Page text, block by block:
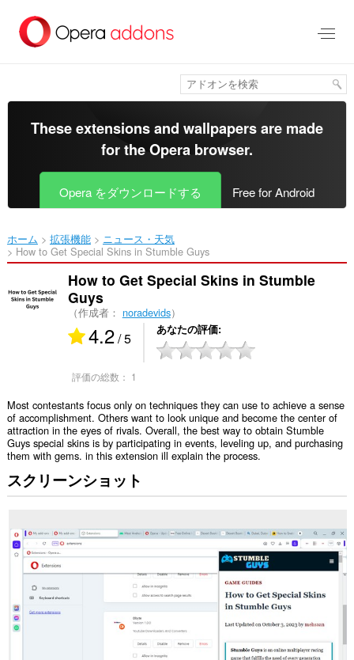
メ
ツ
移
動
These extensions and wallpapers are made
for theOpera browser.
Opera をダウンロードする Free for Android
ホーム 拡張機能
ニュース・天気
How to Get Special Skins in Stumble Guys‎
How to Get Special Skins in Stumble
Guys
（作成者： noradevids）
4.2/ 5 あなたの評価
評価の総数： 1
Most contestants focus only on techniques they can use to achieve a sense
of accomplishment. Others want to look unique and become the center of
attraction in the eyes of rivals. Overall, the best way to obtain Stumble
Guys special skins is by participating in events, leveling up, and purchasing
them with gems. in this extension ill explain the process.
スクリーンショット